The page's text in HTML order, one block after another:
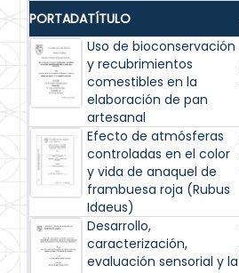
PORTADATÍTULO
Uso de bioconservación
y recubrimientos
comestibles en la
elaboración de pan
artesanal
Efecto de atmósferas
controladas en el color
y vida de anaquel de
frambuesa roja (Rubus
Idaeus)
Desarrollo,
caracterización,
evaluación sensorial y la